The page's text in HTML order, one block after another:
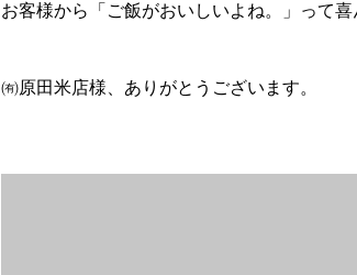
お客様から「ご飯がおいしいよね。」って喜
㈲原田米店様、ありがとうございます。